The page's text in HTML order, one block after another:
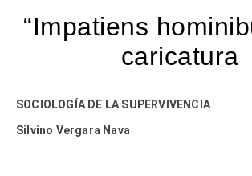
“Impatiens
caricatura
SOCIOLOGÍA DE LA SUPERVIVENCIA
Silvino Vergara Nava